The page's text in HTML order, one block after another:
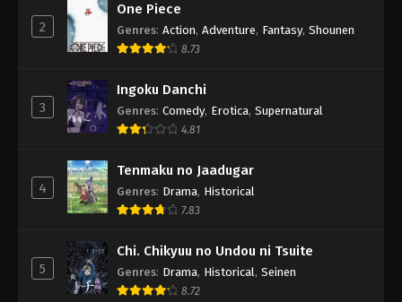
2
One Piece
Genres: Action, Adventure, Fantasy, Shounen
8.73
3
Ingoku Danchi
Genres: Comedy, Erotica, Supernatural
4.81
4
Tenmaku no Jaadugar
Genres: Drama, Historical
7.83
5
Chi. Chikyuu no Undou ni Tsuite
Genres: Drama, Historical , Seinen
8.72